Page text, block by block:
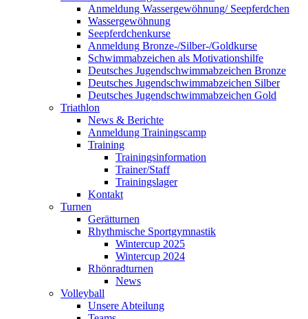
Anmeldung Wassergewöhnung/ Seepferdchen
Wassergewöhnung
Seepferdchenkurse
Anmeldung Bronze-/Silber-/Goldkurse
Schwimmabzeichen als Motivationshilfe
Deutsches Jugendschwimmabzeichen Bronze
Deutsches Jugendschwimmabzeichen Silber
Deutsches Jugendschwimmabzeichen Gold
Triathlon
News & Berichte
Anmeldung Trainingscamp
Training
Trainingsinformation
Trainer/Staff
Trainingslager
Kontakt
Turnen
Gerätturnen
Rhythmische Sportgymnastik
Wintercup 2025
Wintercup 2024
Rhönradturnen
News
Volleyball
Unsere Abteilung